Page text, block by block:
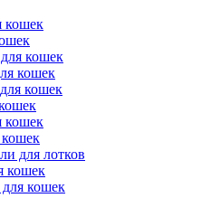
кошек
кошек
кошек
кошек
кошек
для лотков
кошек
кошек